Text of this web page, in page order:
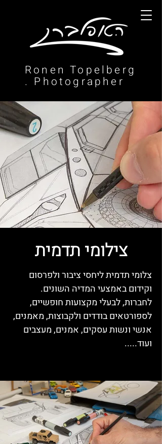
Ronen Topelberg
. Photographer
צילומי תדמית
צלומי תדמית ליחסי ציבור ולפרסום
וקידום באמצעי המדיה השונים.
לחברות, לבעלי מקצועות חופשיים,
לספורטאים בודדים ולקבוצות, מאמנים,
אנשי ונשות עסקים, אמנים, מעצבים
ועוד.....